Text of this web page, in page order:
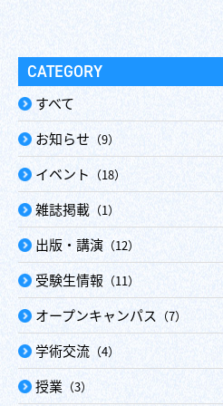
CATEGORY
すべて
お知らせ （9）
イベント （18）
雑誌掲載 （1）
出版・講演 （12）
受験生情報 （11）
オープンキャンパス （7）
学術交流 （4）
授業 （3）